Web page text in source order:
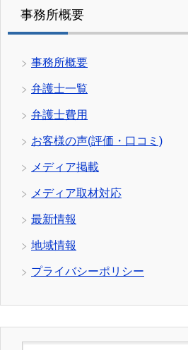
事務所概要
事務所概要
弁護士一覧
弁護士費用
お客様の声(評価・口コミ)
メディア掲載
メディア取材対応
最新情報
地域情報
プライバシーポリシー